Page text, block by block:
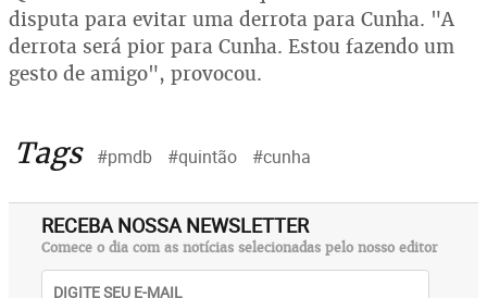
disputa para evitar uma derrota para Cunha. "A
derrota será pior para Cunha. Estou fazendo um
gesto de amigo", provocou.
Tags #pmdb #quintão #cunha
RECEBA NOSSA NEWSLETTER
Comece o dia com as notícias selecionadas pelo nosso editor